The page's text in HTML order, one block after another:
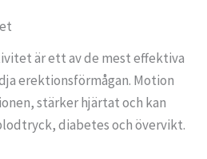
är ett av de mest effektiva
erektionsförmågan. Motion
stärker hjärtat och kan
diabetes och övervikt.